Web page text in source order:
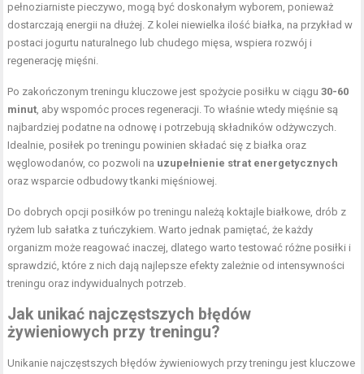
pełnoziarniste pieczywo, mogą być doskonałym wyborem, ponieważ
dostarczają energii na dłużej. Z kolei niewielka ilość białka, na przykład w
postaci jogurtu naturalnego lub chudego mięsa, wspiera rozwój i
regenerację mięśni.
Po zakończonym treningu kluczowe jest spożycie posiłku w ciągu30-60
minut, aby wspomóc proces regeneracji. To właśnie wtedy mięśnie są
najbardziej podatne na odnowę i potrzebują składników odżywczych.
Idealnie, posiłek po treningu powinien składać się z białka oraz
węglowodanów, co pozwoli na uzupełnienie strat energetycznych
oraz wsparcie odbudowy tkanki mięśniowej.
Do dobrych opcji posiłków po treningu należą koktajle białkowe, drób z
ryżem lub sałatka z tuńczykiem. Warto jednak pamiętać, że każdy
organizm może reagować inaczej, dlatego warto testować różne posiłki i
sprawdzić, które z nich dają najlepsze efekty zależnie od intensywności
treningu oraz indywidualnych potrzeb.
Jak unikać najczęstszych błędów
żywieniowych przy treningu?
Unikanie najczęstszych błędów żywieniowych przy treningu jest kluczowe